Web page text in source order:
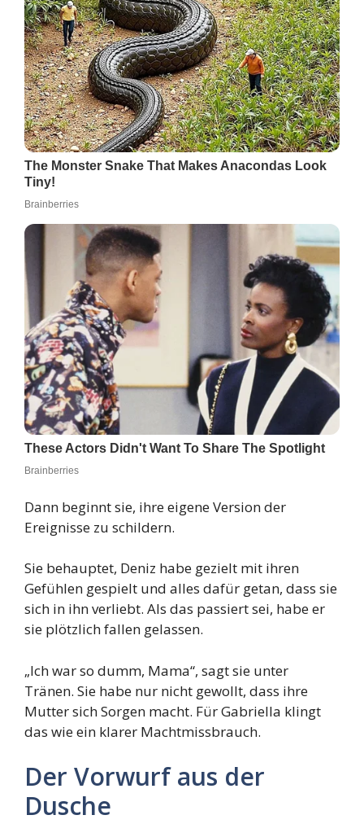
Dann beginnt sie, ihre eigene Version der
Ereignisse zu schildern.
Sie behauptet, Deniz habe gezielt mit ihren
Gefühlen gespielt und alles dafür getan, dass sie
sich in ihn verliebt. Als das passiert sei, habe er
sie plötzlich fallen gelassen.
„Ich war so dumm, Mama“, sagt sie unter
Tränen. Sie habe nur nicht gewollt, dass ihre
Mutter sich Sorgen macht. Für Gabriella klingt
das wie ein klarer Machtmissbrauch.
Der Vorwurf aus der
Dusche